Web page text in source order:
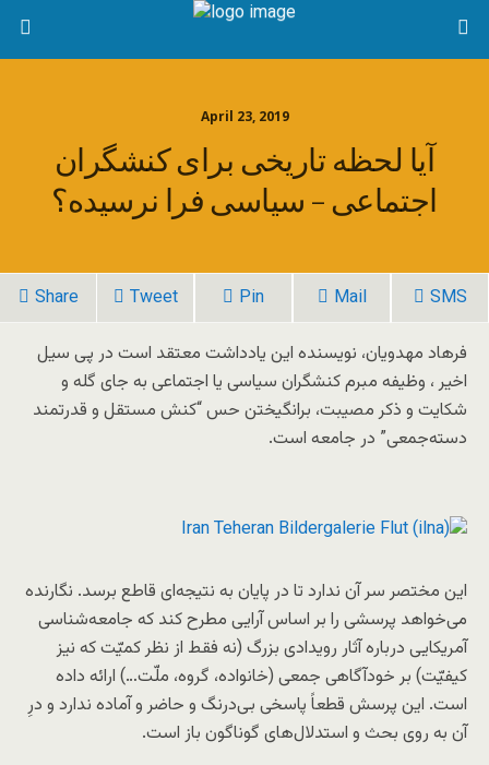
April 23, 2019
آیا لحظه تاریخی برای کنشگران
اجتماعی – سیاسی فرا نرسیده؟
Share Tweet Pin Mail SMS
فرهاد مهدویان، نویسنده این یادداشت معتقد است در پی سیل
اخیر ، وظیفه مبرم کنشگران سیاسی یا اجتماعی به جای گله و
شکایت و ذکر مصیبت، برانگیختن حس “کنش مستقل و قدرتمند
دسته‌جمعی” در جامعه است.
این مختصر سر آن ندارد تا در پایان به نتیجه‌ای قاطع برسد. نگارنده
می‌خواهد پرسشی را بر اساس آرایی مطرح کند که جامعه‌شناسی
آمریکایی درباره آثار رویدادی بزرگ (نه فقط از نظر کمیّت که نیز
کیفیّت) بر خودآگاهی جمعی (خانواده، گروه، ملّت…) ارائه داده
است. این پرسش قطعاً پاسخی بی‌درنگ و حاضر و آماده ندارد و درِ
آن به روی بحث و استدلال‌های گوناگون باز است.